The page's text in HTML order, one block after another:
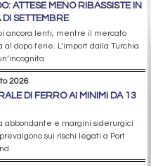
ATTESE MENO RIBASSISTE IN
DI SETTEMBRE
ancora lenti, mentre il mercato
al dopo ferie. L’import dalla Turchia
2026
DI FERRO AI MINIMI DA 13
abbondante e margini siderurgici
sui rischi legati a Port